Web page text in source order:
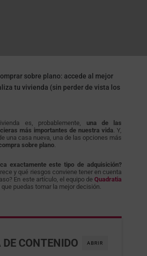
sobre plano: accede al mejor
tu vivienda (sin perder de vista los
es, probablemente, una de las
más importantes de nuestra vida. Y,
una casa nueva, una de las opciones más
sobre plano.
exactamente este tipo de adquisición?
y qué riesgos conviene tener en cuenta
En este artículo, el equipo deQuadratia
puedas tomar la mejor decisión.
ABRIR
CONTENIDO